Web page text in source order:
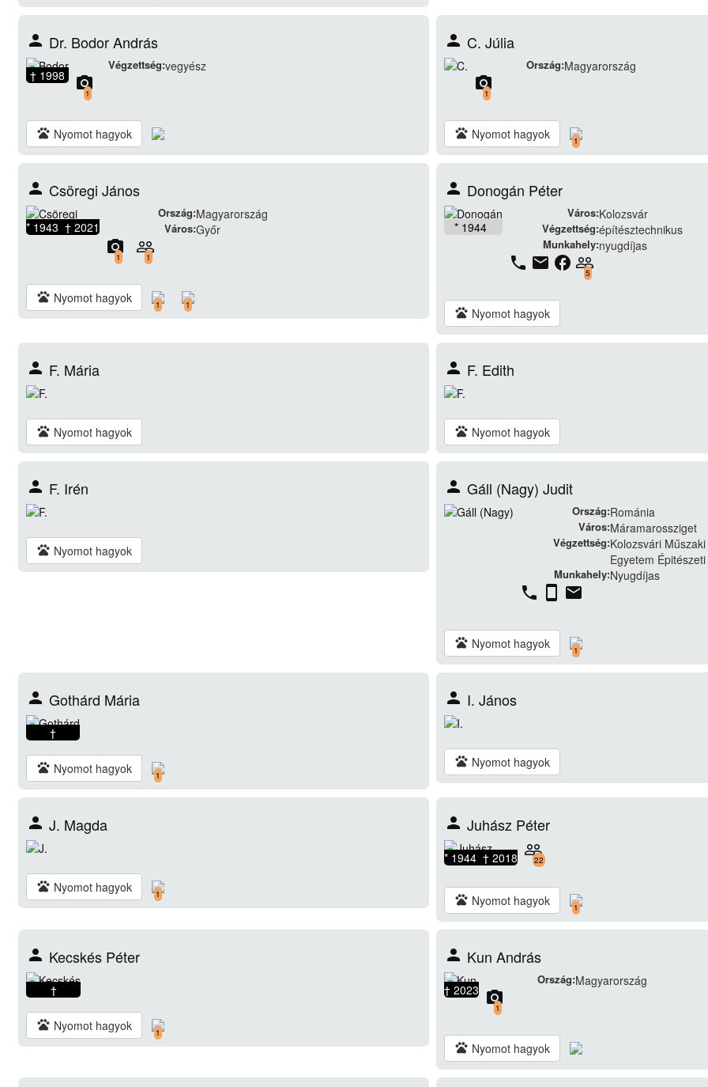
person Dr. Bodor András
† 1998
Végzettség:vegyész
camera_alt
1
pets Nyomot hagyok
person C. Júlia
Ország:Magyarország
camera_alt
1
pets Nyomot hagyok 1
person Csöregi János
* 1943 † 2021
Ország:Magyarország
Város:Győr
camera_alt
1
people_outline
1
pets Nyomot hagyok 1 1
person Donogán Péter
* 1944
Város:Kolozsvár
Végzettség:építésztechnikus
Munkahely:nyugdíjas
phone email facebook people_outline
5
pets Nyomot hagyok
person F. Mária
pets Nyomot hagyok
person F. Edith
pets Nyomot hagyok
person F. Irén
pets Nyomot hagyok
person Gáll (Nagy) Judit
Ország:Románia
Város:Máramarossziget
Végzettség:Kolozsvári Műszaki
Egyetem
Munkahely:Nyugdíjas
phone stay_current_portrait email
pets Nyomot hagyok 1
person Gothárd Mária
†
pets Nyomot hagyok 1
person I. János
pets Nyomot hagyok
person J. Magda
pets Nyomot hagyok 1
person Juhász Péter
* 1944 † 2018 people_outline
22
pets Nyomot hagyok 1
person Kecskés Péter
†
pets Nyomot hagyok 1
person Kun András
† 2023
Ország:Magyarország
camera_alt
1
pets Nyomot hagyok